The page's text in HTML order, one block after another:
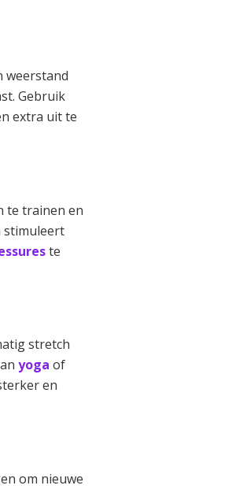
weerstand
Gebruik
extra uit te
te trainen en
stimuleert
te
stretch
yoga of
en
om nieuwe